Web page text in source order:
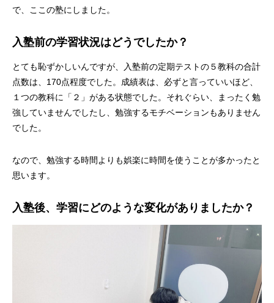
で、ここの塾にしました。
入塾前の学習状況はどうでしたか？
とても恥ずかしいんですが、入塾前の定期テストの５教科の合計
点数は、170点程度でした。成績表は、必ずと言っていいほど、
１つの教科に「２」がある状態でした。それぐらい、まったく勉
強していませんでしたし、勉強するモチベーションもありません
でした。
なので、勉強する時間よりも娯楽に時間を使うことが多かったと
思います。
入塾後、学習にどのような変化がありましたか？